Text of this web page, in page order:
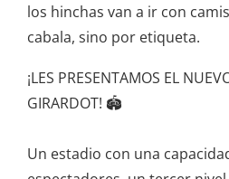
los hinchas van a ir con
cabala, sino por etiqueta.
¡LES PRESENTAMOS EL
GIRARDOT! 🏟️
Un estadio con una